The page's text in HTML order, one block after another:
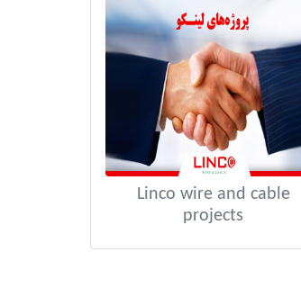
Linco wire and cable
projects